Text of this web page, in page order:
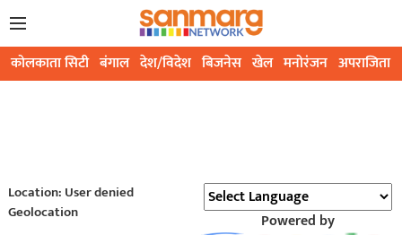
कोलकाता सिटी बंगाल देश/विदेश बिजनेस खेल मनोरंजन अपराजिता
Location: User denied
Geolocation
Powered by